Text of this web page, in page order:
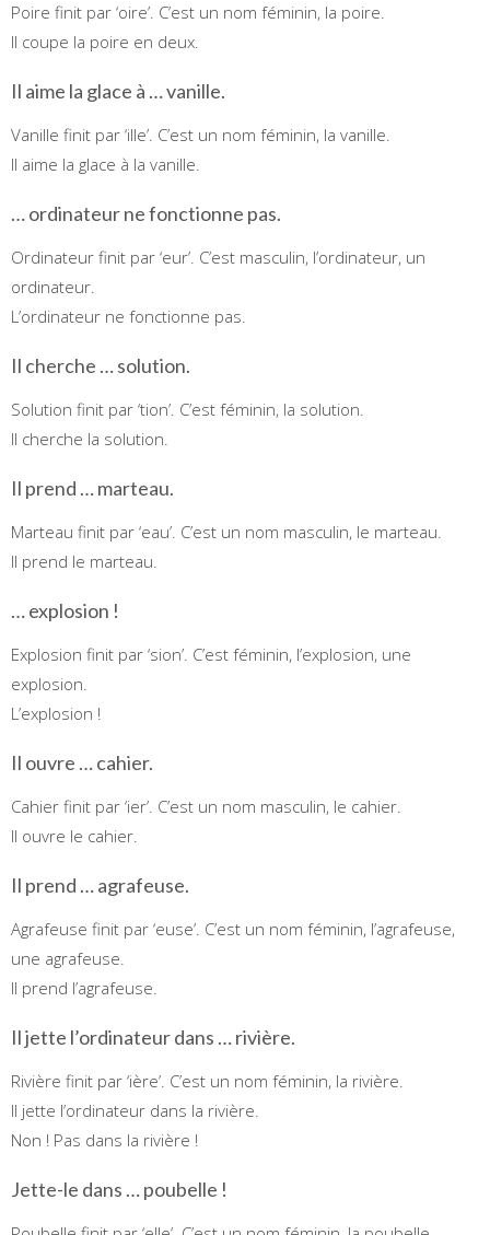
Poire finit par ‘oire’. C’est un nom féminin, la poire.
Il coupe la poire en deux.
Il aime la glace à … vanille.
Vanille finit par ‘ille’. C’est un nom féminin, la vanille.
Il aime la glace à la vanille.
… ordinateur ne fonctionne pas.
Ordinateur finit par ‘eur’. C’est masculin, l’ordinateur, un
ordinateur.
L’ordinateur ne fonctionne pas.
Il cherche … solution.
Solution finit par ‘tion’. C’est féminin, la solution.
Il cherche la solution.
Il prend … marteau.
Marteau finit par ‘eau’. C’est un nom masculin, le marteau.
Il prend le marteau.
… explosion !
Explosion finit par ‘sion’. C’est féminin, l’explosion, une
explosion.
L’explosion !
Il ouvre … cahier.
Cahier finit par ‘ier’. C’est un nom masculin, le cahier.
Il ouvre le cahier.
Il prend … agrafeuse.
Agrafeuse finit par ‘euse’. C’est un nom féminin, l’agrafeuse,
une agrafeuse.
Il prend l’agrafeuse.
Il jette l’ordinateur dans … rivière.
Rivière finit par ‘ière’. C’est un nom féminin, la rivière.
Il jette l’ordinateur dans la rivière.
Non ! Pas dans la rivière !
Jette-le dans … poubelle !